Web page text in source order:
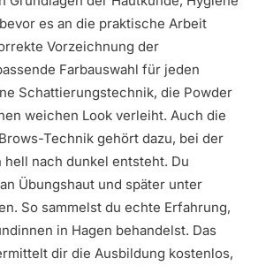
es an die praktische Arbeit
Vorzeichnung der
Farbauswahl für jeden
Schattierungstechnik, die Powder
weichen Look verleiht. Auch die
Technik gehört dazu, bei der
nach dunkel entsteht. Du
Übungshaut und später unter
So sammelst du echte Erfahrung,
in Hagen behandelst. Das
dir die Ausbildung kostenlos,